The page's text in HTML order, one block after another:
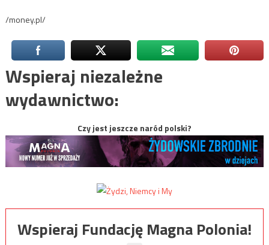
/money.pl/
Wspieraj niezależne
wydawnictwo:
Czy jest jeszcze naród polski?
Wspieraj Fundację Magna Polonia!